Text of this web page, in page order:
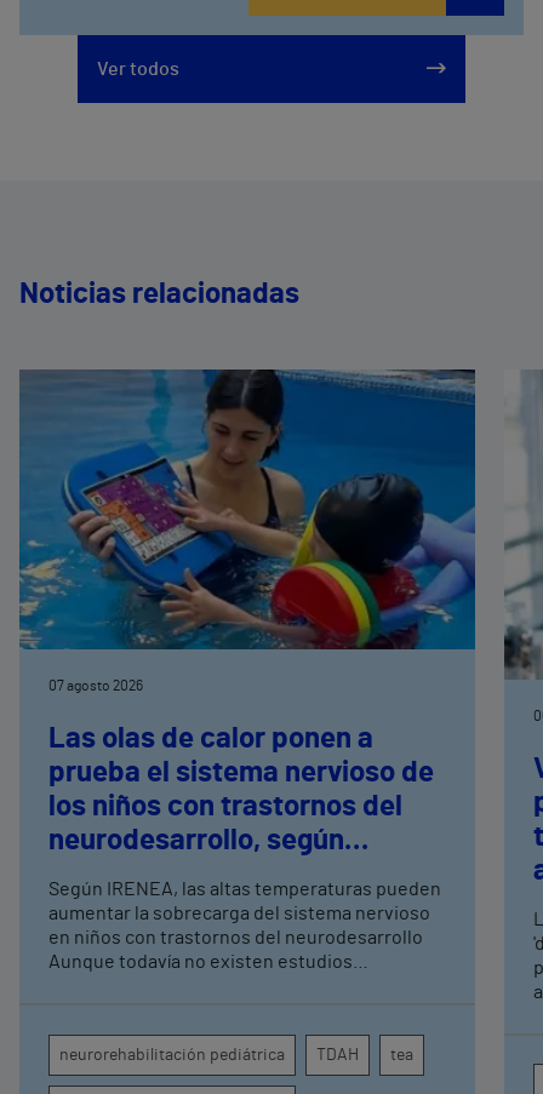
Ver todos
Noticias relacionadas
07 agosto 2026
Las olas de calor ponen a
prueba el sistema nervioso de
los niños con trastornos del
neurodesarrollo, según
expertos en
neurorrehabilitación
pediátrica de Vithas
Según IRENEA, las altas temperaturas pueden
aumentar la sobrecarga del sistema nervioso
en niños con trastornos del neurodesarrollo
Aunque todavía no existen estudios
atención, la regulación emocional y la
conducta
neurorehabilitación pediátrica TDAH tea